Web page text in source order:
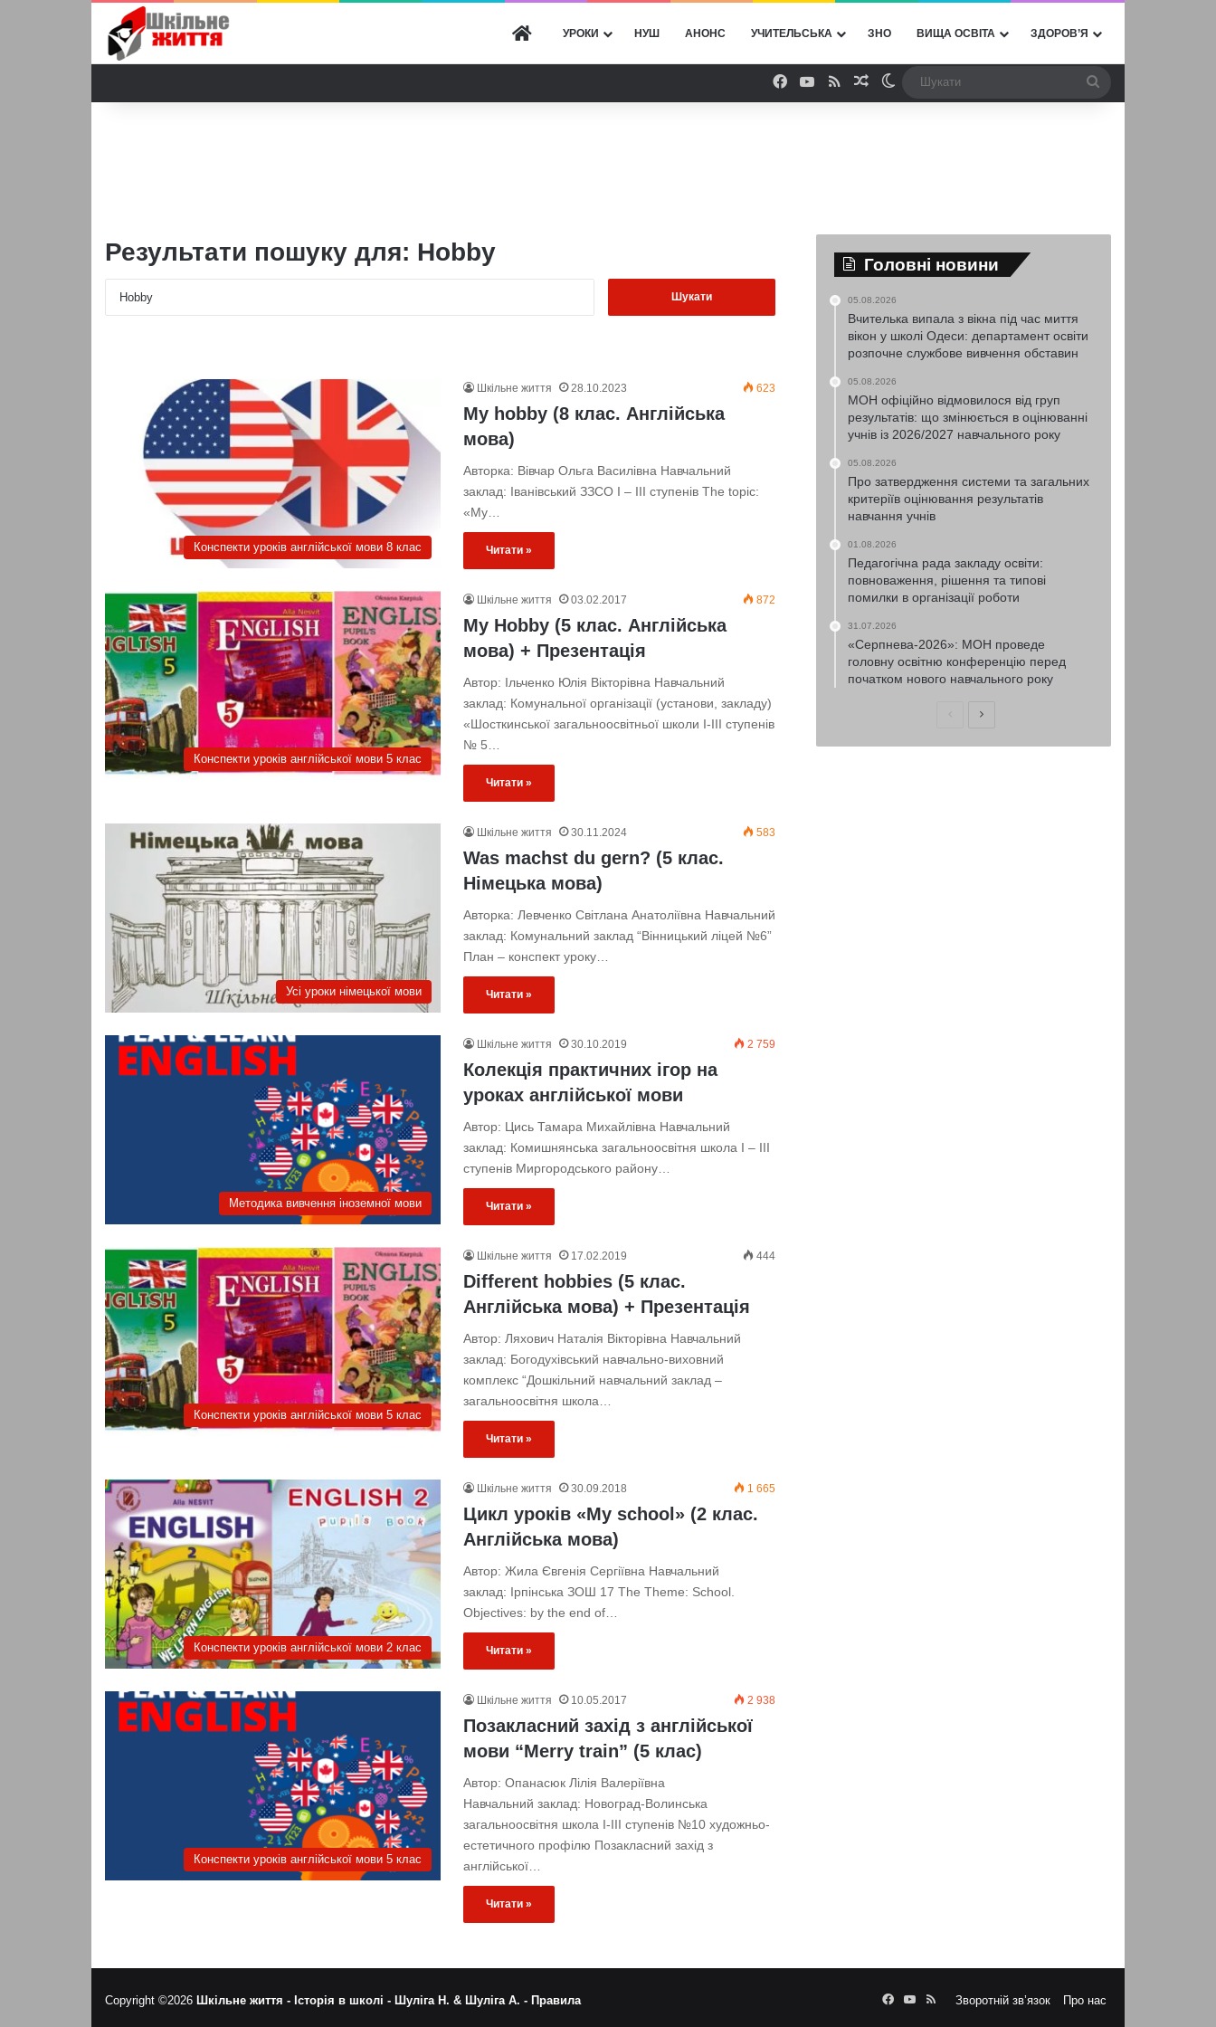
ГОЛОВНА
УРОКИ НУШ АНОНС УЧИТЕЛЬСЬКА ЗНО ВИЩА ОСВІТА ЗДОРОВ’Я
Facebook
YouTube
RSSВипадкова стаття
Switch skin
Результати пошуку для: Hobby
Конспекти уроків англійської мови 8 клас
Шкільне життя 28.10.2023 623
My hobby (8 клас. Англійська
мова)
Авторка: Вівчар Ольга Василівна Навчальний
заклад: Іванівський ЗЗСО I – III ступенів The topic:
«My…
Читати »
Конспекти уроків англійської мови 5 клас
Шкільне життя 03.02.2017 872
My Hobby (5 клас. Англійська
мова) + Презентація
Автор: Ільченко Юлія Вікторівна Навчальний
заклад: Комунальної організації (установи, закладу)
«Шосткинської загальноосвітньої школи І-ІІІ ступенів
№ 5…
Читати »
Усі уроки німецької мови
Шкільне життя 30.11.2024 583
Was machst du gern? (5 клас.
Німецька мова)
Авторка: Левченко Світлана Анатоліївна Навчальний
заклад: Комунальний заклад “Вінницький ліцей №6”
План – конспект уроку…
Читати »
Методика вивчення іноземної мови
Шкільне життя 30.10.2019 2 759
Колекція практичних ігор на
уроках англійської мови
Автор: Цись Тамара Михайлівна Навчальний
заклад: Комишнянська загальноосвітня школа І – ІІІ
ступенів Миргородського району…
Читати »
Конспекти уроків англійської мови 5 клас
Шкільне життя 17.02.2019 444
Different hobbies (5 клас.
Англійська мова) + Презентація
Автор: Ляхович Наталія Вікторівна Навчальний
заклад: Богодухівський навчально-виховний
комплекс “Дошкільний навчальний заклад –
загальноосвітня школа…
Читати »
Конспекти уроків англійської мови 2 клас
Шкільне життя 30.09.2018 1 665
Цикл уроків «My school» (2 клас.
Англійська мова)
Автор: Жила Євгенія Сергіївна Навчальний
заклад: Ірпінська ЗОШ 17 The Theme: School.
Objectives: by the end of…
Читати »
Конспекти уроків англійської мови 5 клас
Шкільне життя 10.05.2017 2 938
Позакласний захід з англійської
мови “Merry train” (5 клас)
Автор: Опанасюк Лілія Валеріївна
Навчальний заклад: Новоград-Волинська
загальноосвітня школа І-ІІІ ступенів №10 художньо-
естетичного профілю Позакласний захід з
англійської…
Читати »
Головні новини
05.08.2026
Вчителька випала з вікна під час миття
вікон у школі Одеси: департамент освіти
розпочне службове вивчення обставин
05.08.2026
МОН офіційно відмовилося від груп
результатів: що змінюється в оцінюванні
учнів із 2026/2027 навчального року
05.08.2026
Про затвердження системи та загальних
критеріїв оцінювання результатів
навчання учнів
01.08.2026
Педагогічна рада закладу освіти:
повноваження, рішення та типові
помилки в організації роботи
31.07.2026
«Серпнева-2026»: МОН проведе
головну освітню конференцію перед
початком нового навчального року
ПопередняНаступна
Copyright ©2026 Шкільне життя - Історія в школі - Шуліга Н. & Шуліга А. - Правила Зворотній зв’язок Про нас
FacebookYouTube
RSS